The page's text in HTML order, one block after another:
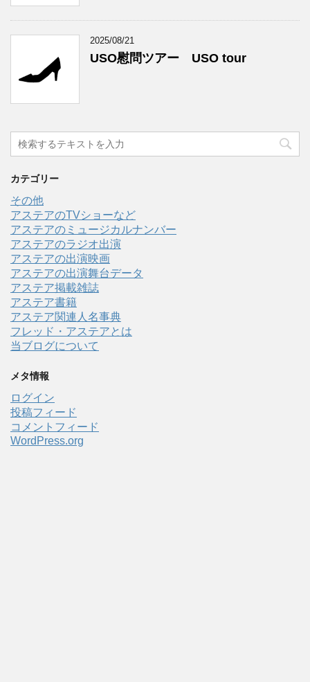
2025/08/21
USO慰問ツアー USO tour
カテゴリー
その他
アステアのTVショーなど
アステアのミュージカルナンバー
アステアのラジオ出演
アステアの出演映画
アステアの出演舞台データ
アステア掲載雑誌
アステア書籍
アステア関連人名事典
フレッド・アステアとは
当ブログについて
メタ情報
ログイン
投稿フィード
コメントフィード
WordPress.org